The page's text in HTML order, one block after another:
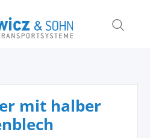
mit halber